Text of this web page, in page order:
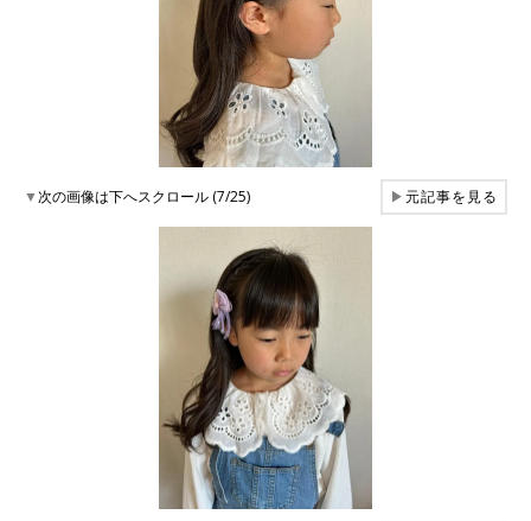
▼次の画像は下へスクロール (7/25) ▶元記事を見る